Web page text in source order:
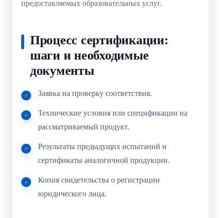
предоставляемых образовательных услуг.
Процесс сертификации:
шаги и необходимые
документы
Заявка на проверку соответствия.
Технические условия или спецификации на
рассматриваемый продукт.
Результаты предыдущих испытаний и
сертификаты аналогичной продукции.
Копия свидетельства о регистрации
юридического лица.